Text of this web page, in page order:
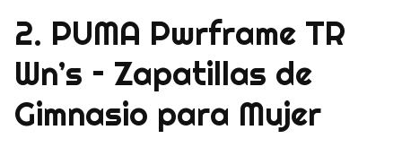
2. PUMA Pwrframe TR
Wn’s – Zapatillas de
Gimnasio para Mujer